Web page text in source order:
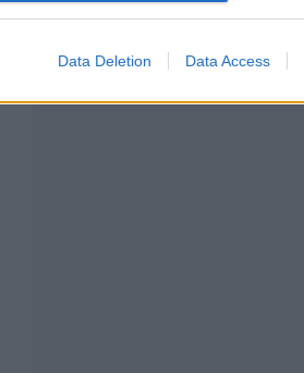
Data Deletion Data Access